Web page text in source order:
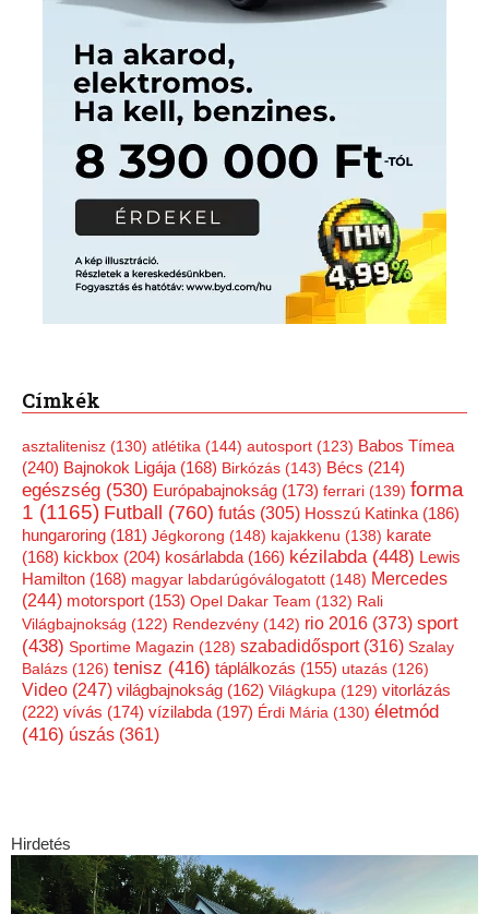
Címkék
asztalitenisz (130) atlétika (144) autosport (123) Babos Tímea
(240) Bajnokok Ligája (168) Birkózás (143) Bécs (214)
egészség (530) Európabajnokság (173) ferrari (139) forma
1 (1165) Futball (760) futás (305) Hosszú Katinka (186)
hungaroring (181) Jégkorong (148) kajakkenu (138) karate
(168) kickbox (204) kosárlabda (166) kézilabda (448) Lewis
Hamilton (168) magyar labdarúgóválogatott (148) Mercedes
(244) motorsport (153) Opel Dakar Team (132) Rali
Világbajnokság (122) Rendezvény (142) rio 2016 (373) sport
(438) Sportime Magazin (128) szabadidősport(316) Szalay
Balázs (126) tenisz (416) táplálkozás (155) utazás (126)
Video (247) világbajnokság (162) Világkupa (129) vitorlázás
(222) vívás (174) vízilabda (197) Érdi Mária (130) életmód
(416) úszás (361)
Hirdetés